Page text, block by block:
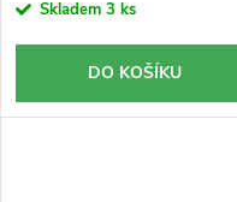
Skladem 3 ks
DO KOŠÍKU